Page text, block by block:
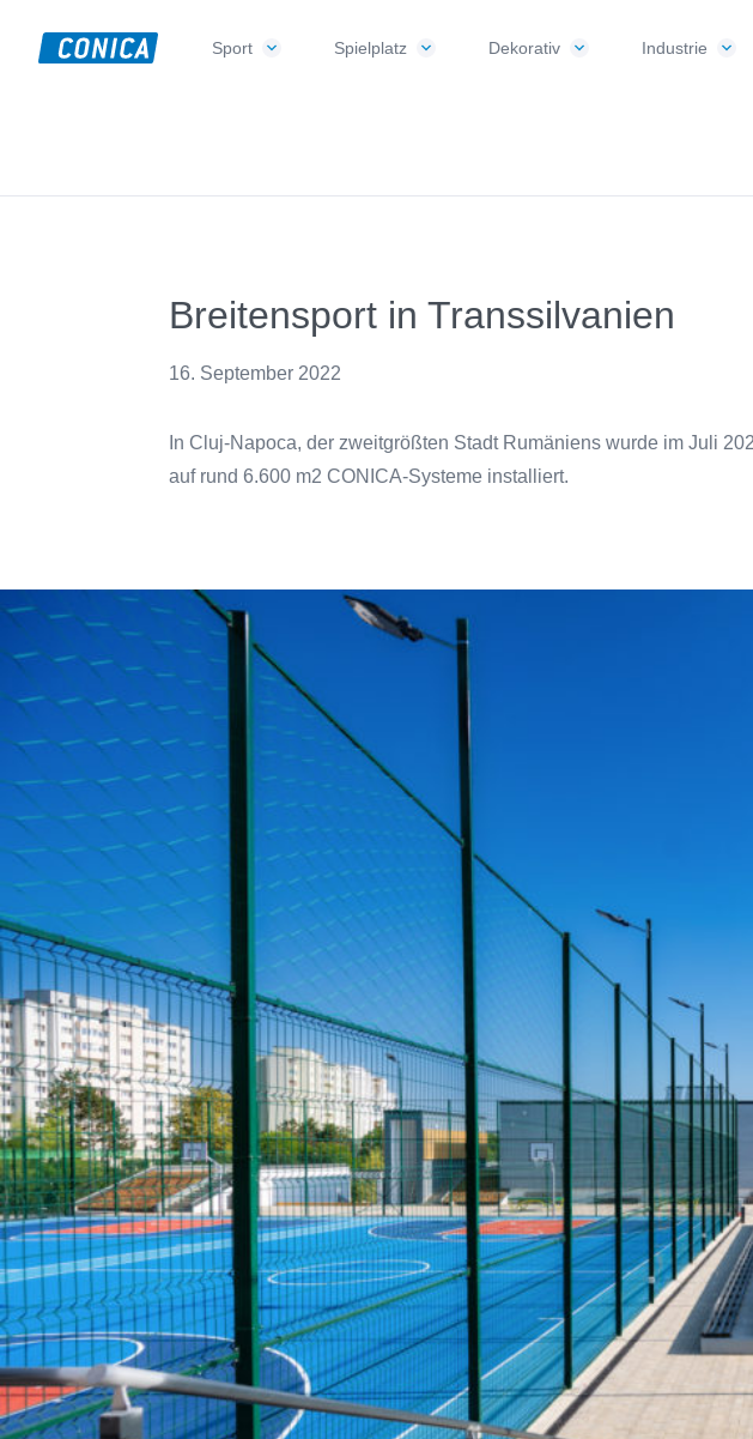
Flooring
Sport Spielplatz Dekorativ Industrie
Breitensport in Transsilvanien
16. September 2022
In Cluj-Napoca, der zweitgrößten Stadt Rumäniens wurde im Juli
auf rund 6.600 m2 CONICA-Systeme installiert.